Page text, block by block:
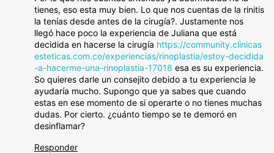
tienes, eso esta muy bien. Lo que nos cuentas de la rinitis
la tenías desde antes de la cirugía?. Justamente nos
llegó hace poco la experiencia de Juliana que está
decidida en hacerse la cirugía https://community.clinicas
esteticas.com.co/experiencias/rinoplastia/estoy-decidida
-a-hacerme-una-rinoplastia-17018 esa es su experiencia.
So quieres darle un consejito debido a tu experiencia le
ayudaría mucho. Supongo que ya sabes que cuando
estas en ese momento de si operarte o no tienes muchas
dudas. Por cierto. ¿cuánto tiempo se te demoró en
desinflamar?
Responder